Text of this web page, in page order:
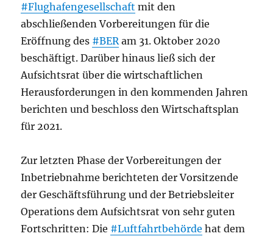
#Flughafengesellschaft mit den
abschließenden Vorbereitungen für die
Eröffnung des #BERam 31. Oktober 2020
beschäftigt. Darüber hinaus ließ sich der
Aufsichtsrat über die wirtschaftlichen
Herausforderungen in den kommenden Jahren
berichten und beschloss den Wirtschaftsplan
für 2021.
Zur letzten Phase der Vorbereitungen der
Inbetriebnahme berichteten der Vorsitzende
der Geschäftsführung und der Betriebsleiter
Operations dem Aufsichtsrat von sehr guten
Fortschritten: Die #Luftfahrtbehörde hat dem